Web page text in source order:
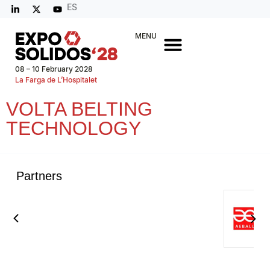
ES
08 – 10 February 2028
La Farga de L’Hospitalet
MENU
VOLTA BELTING
TECHNOLOGY
Partners